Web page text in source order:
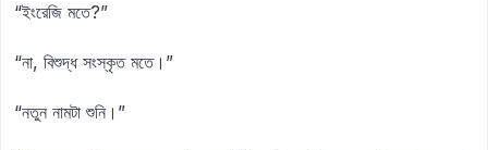
“ইংরেজি মতে?”
“না, বিশুদ্ধ সংস্কৃত মতে।”
“নতুন নামটা শুনি।”